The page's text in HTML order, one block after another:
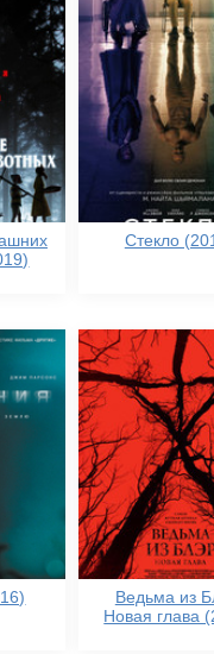
Стекло
Ведьма из
Новая глава